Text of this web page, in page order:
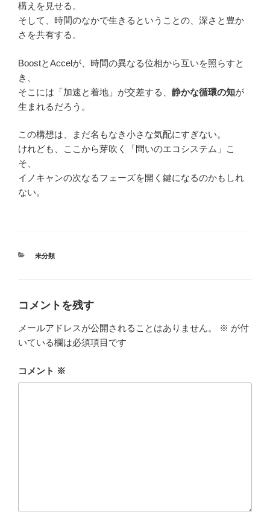
構えを見せる。
そして、時間のなかで生きるということの、深さと豊か
さを共有する。
BoostとAccelが、時間の異なる位相から互いを照らすと
き、
そこには「加速と着地」が交差する、 静かな循環の知が
生まれるだろう。
この構想は、まだ名もなき小さな気配にすぎない。
けれども、ここから芽吹く「問いのエコシステム」こ
そ、
イノキャンの次なるフェーズを開く鍵になるのかもしれ
ない。
カ
未分類
コメントを残す
メールアドレスが公開されることはありません。 ※ が付
いている欄は必須項目です
コメント ※